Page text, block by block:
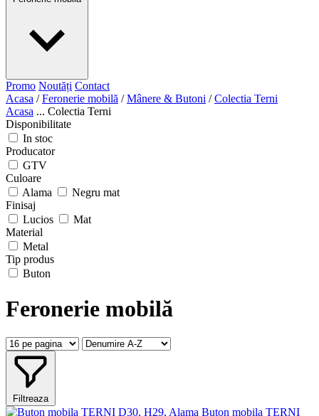
Promo Noutăți Contact
Acasa / Feronerie mobilă / Mânere & Butoni / Colectia Terni
Acasa ... Colectia Terni
Disponibilitate
In stoc
Producator
GTV
Culoare
Alama
Negru mat
Finisaj
Lucios
Mat
Material
Metal
Tip produs
Buton
Feronerie mobilă
Filtreaza
Buton mobila TERNI